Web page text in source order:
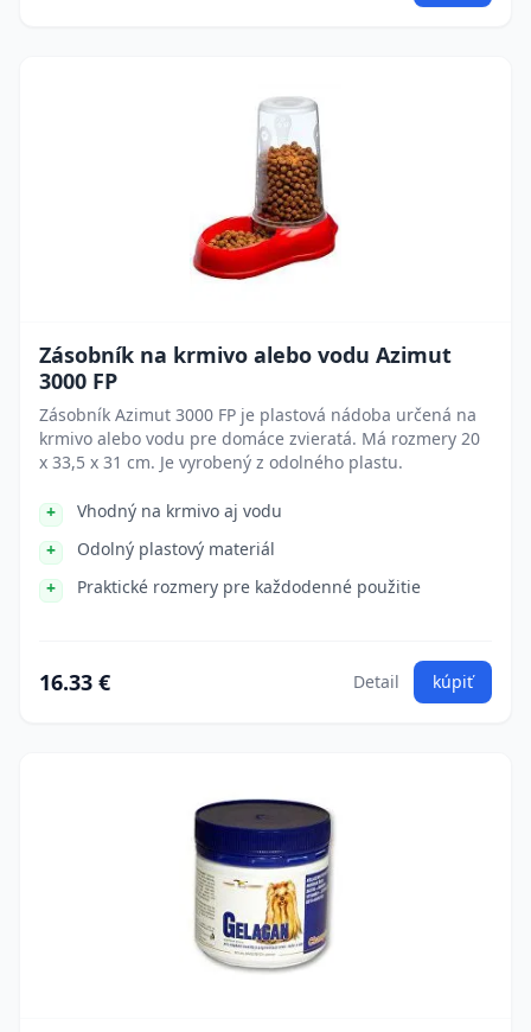
Zásobník na krmivo alebo vodu Azimut
3000 FP
Zásobník Azimut 3000 FP je plastová nádoba určená na
krmivo alebo vodu pre domáce zvieratá. Má rozmery 20
x 33,5 x 31 cm. Je vyrobený z odolného plastu.
Vhodný na krmivo aj vodu
Odolný plastový materiál
Praktické rozmery pre každodenné použitie
16.33 € Detail kúpiť